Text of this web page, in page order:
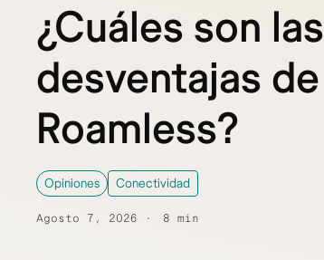
¿Cuáles son las
desventajas de
Roamless?
Opiniones Conectividad
Agosto 7, 2026 8 min